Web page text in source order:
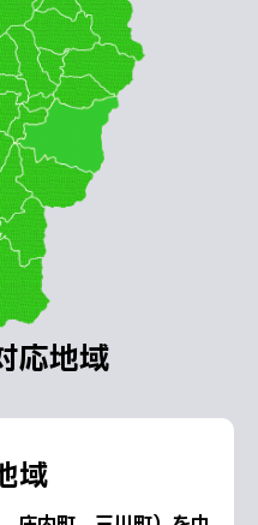
応地域
域